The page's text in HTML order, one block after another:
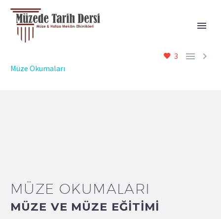
3  
Müze Okumaları
MÜZE OKUMALARI
MÜZE VE MÜZE EĞITIMI